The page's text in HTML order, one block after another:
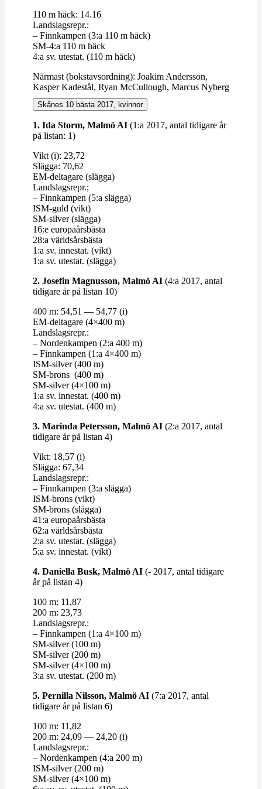
110 m häck: 14.16
Lands­lagsrepr.:
– Finn­kampen (3:a 110 m häck)
SM-4:a 110 m häck
4:a sv. utestat. (110 m häck)
Närmast (bok­stavs­ordning): Joakim Andersson,
Kasper Kadestål, Ryan McCul­lough, Marcus Nyberg
Skånes 10 bästa 2017, kvinnor
1. Ida Storm, Malmö AI (1:a 2017, antal tidigare år
på listan: 1)
Vikt (i): 23,72
Slägga: 70,62
EM-​​deltagare (slägga)
Lands­lagsrepr.;
– Finn­kampen (5:a slägga)
ISM-​​guld (vikt)
SM-​​silver (slägga)
16:e euro­pa­års­bästa
28:a världs­års­bästa
1:a sv. innestat. (vikt)
1:a sv. utestat. (slägga)
2. Josefin Mag­nusson, Malmö AI (4:a 2017, antal
tidigare år på listan 10)
400 m: 54,51 — 54,77 (i)
EM-​​deltagare (4×400 m)
Lands­lagsrepr.:
– Nor­den­kampen (2:a 400 m)
– Finn­kampen (1:a 4×400 m)
ISM-​​silver (400 m)
SM-​​brons (400 m)
SM-​​silver (4×100 m)
1:a sv. innestat. (400 m)
4:a sv. utestat. (400 m)
3. Marinda Petersson, Malmö AI (2:a 2017, antal
tidigare år på listan 4)
Vikt: 18,57 (i)
Slägga: 67,34
Lands­lagsrepr.:
– Finn­kampen (3:a slägga)
ISM-​​brons (vikt)
SM-​​brons (slägga)
41:a euro­pa­års­bästa
62:a världs­års­bästa
2:a sv. utestat. (slägga)
5:a sv. innestat. (vikt)
4. Daniella Busk, Malmö AI (- 2017, antal tidigare
år på listan 4)
100 m: 11,87
200 m: 23,73
Lands­lagsrepr.:
– Finn­kampen (1:a 4×100 m)
SM-​​silver (100 m)
SM-​​silver (200 m)
SM-​​silver (4×100 m)
3:a sv. utestat. (200 m)
5. Per­nilla Nilsson, Malmö AI (7:a 2017, antal
tidigare år på listan 6)
100 m: 11,82
200 m: 24,09 — 24,20 (i)
Lands­lagsrepr.:
– Nor­den­kampen (4:a 200 m)
ISM-​​silver (200 m)
SM-​​silver (4×100 m)